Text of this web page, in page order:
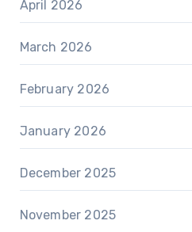
April 2026
March 2026
February 2026
January 2026
December 2025
November 2025